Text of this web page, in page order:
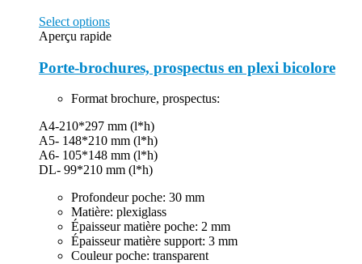
Select options
Aperçu rapide
Porte-brochures, prospectus en plexi bicolore
Format brochure, prospectus:
A4-210*297 mm (l*h)
A5- 148*210 mm (l*h)
A6- 105*148 mm (l*h)
DL- 99*210 mm (l*h)
Profondeur poche: 30 mm
Matière: plexiglass
Épaisseur matière poche: 2 mm
Épaisseur matière support: 3 mm
Couleur poche: transparent